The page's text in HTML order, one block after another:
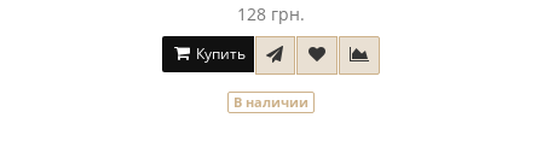
128 грн.
Купить
В наличии